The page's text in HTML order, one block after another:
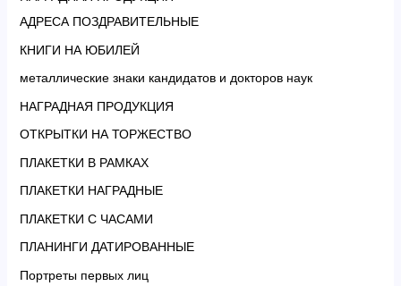
АДРЕСА ПОЗДРАВИТЕЛЬНЫЕ
КНИГИ НА ЮБИЛЕЙ
металлические знаки кандидатов и докторов наук
НАГРАДНАЯ ПРОДУКЦИЯ
ОТКРЫТКИ НА ТОРЖЕСТВО
ПЛАКЕТКИ В РАМКАХ
ПЛАКЕТКИ НАГРАДНЫЕ
ПЛАКЕТКИ С ЧАСАМИ
ПЛАНИНГИ ДАТИРОВАННЫЕ
Портреты первых лиц